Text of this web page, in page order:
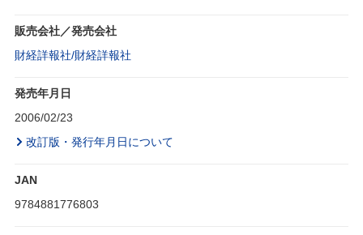
販売会社／発売会社
財経詳報社/財経詳報社
発売年月日
2006/02/23
改訂版・発行年月日について
JAN
9784881776803